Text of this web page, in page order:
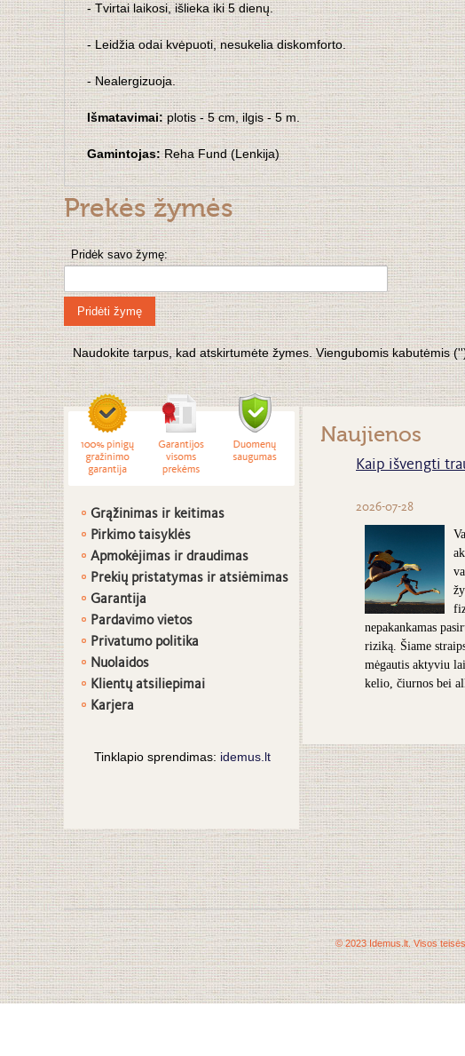
- Tvirtai laikosi, išlieka iki 5 dienų.
- Leidžia odai kvėpuoti, nesukelia diskomforto.
- Nealergizuoja.
Išmatavimai:plotis - 5 cm, ilgis - 5 m.
Gamintojas:Reha Fund (Lenkija)
Prekės žymės
Pridėk savo žymę:
Pridėti žymę
Naudokite tarpus, kad atskirtumėte žymes. Viengubomis kabutėmis
Grąžinimas ir keitimas
Pirkimo taisyklės
Apmokėjimas ir draudimas
Prekių pristatymas ir atsiėmimas
Garantija
Pardavimo vietos
Privatumo politika
Nuolaidos
Klientų atsiliepimai
Karjera
Tinklapio sprendimas: idemus.lt
Naujienos
Kaip išvengti
2026-07-28
nepakankamas
riziką. Šiame
mėgautis aktyviu
kelio, čiurnos bei
© 2023 Idemus.lt. Visos